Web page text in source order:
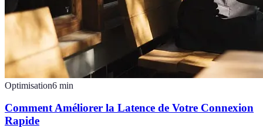
Optimisation6 min
Comment Améliorer la Latence de Votre Connexion
Rapide